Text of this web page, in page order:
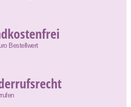
Bestellwert